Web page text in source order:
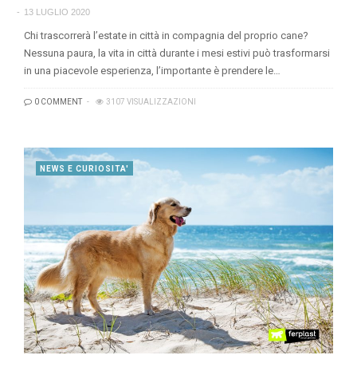
13 LUGLIO 2020
Chi trascorrerà l’estate in città in compagnia del proprio cane?
Nessuna paura, la vita in città durante i mesi estivi può trasformarsi
in una piacevole esperienza, l’importante è prendere le…
0 COMMENT 3107 VISUALIZZAZIONI
NEWS E CURIOSITA'